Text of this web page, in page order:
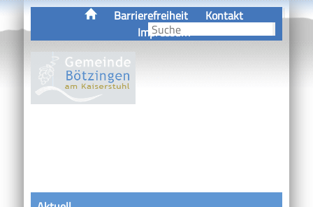
Barrierefreiheit
Kontakt
Impressum